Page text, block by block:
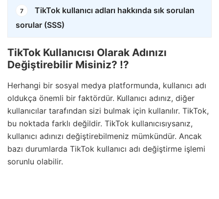
7
TikTok kullanıcı adları hakkında sık sorulan
sorular (SSS)
TikTok Kullanıcısı Olarak Adınızı
Değiştirebilir Misiniz? ⁉️
Herhangi bir sosyal medya platformunda, kullanıcı adı
oldukça önemli bir faktördür. Kullanıcı adınız, diğer
kullanıcılar tarafından sizi bulmak için kullanılır. TikTok,
bu noktada farklı değildir. TikTok kullanıcısıysanız,
kullanıcı adınızı değiştirebilmeniz mümkündür. Ancak
bazı durumlarda TikTok kullanıcı adı değiştirme işlemi
sorunlu olabilir.